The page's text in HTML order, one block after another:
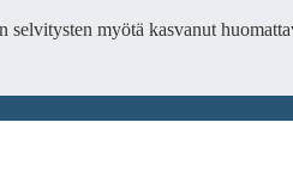
selvitysten myötä kasvanut